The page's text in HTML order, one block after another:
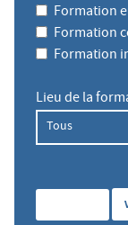
Formation
Formation
Formation
Lieu de la